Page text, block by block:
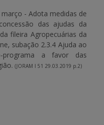
março - Adota medidas de
das ajudas da
fileira Agropecuárias da
subação 2.3.4 Ajuda ao
a favor das
(JORAM I 51 29.03.2019 p.2)